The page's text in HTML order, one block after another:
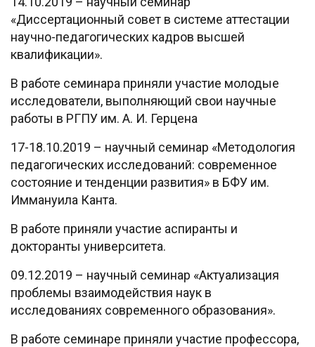
«Диссертационный совет в системе аттестации
научно-педагогических кадров высшей
квалификации».
В работе семинара приняли участие молодые
исследователи, выполняющий свои научные
работы в РГПУ им. А. И. Герцена
17-18.10.2019 – научный семинар «Методология
педагогических исследований: современное
состояние и тенденции развития» в БФУ им.
Иммануила Канта.
В работе приняли участие аспиранты и
докторанты университета.
09.12.2019 – научный семинар «Актуализация
проблемы взаимодействия наук в
исследованиях современного образования».
В работе семинаре приняли участие профессора,